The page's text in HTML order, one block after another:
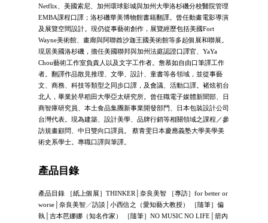
Netflix、美國索尼、加州環球影城與加州大學洛杉磯分校醫院管理
EMBA課程口譯；洛杉磯華美博物館書籍翻譯。曾任動畫電影導演
及展覽空間設計。現仍從事藝術創作，展覽經歷包括美國Fort
Wayne美術館、畫廊與阿聯酋沙迦王國美術館等多起個展和聯展。
現居美國洛杉磯，擔任美國聯邦與加州法庭認證口譯官、YaYa
Chou藝術工作室負責人以及文字工作者。詹慕如自由口筆譯工作
者。翻譯作品散見推理、文學、設計、童書等各領域，並從事藝
文、商務、科技等類型之同步口譯，及會議、活動口譯。褚炫初台
北人，畢業於早稻田大學亞太研究所。曾任職電子媒體新聞部、日
商智庫研究員、本土食品集團新事業開發部門、日本包裝設計公司
台灣代表。現為建築、設計美學、品牌行銷等相關領域之課程／參
訪規畫顧問、中日雙向口譯員。 蔡青雯日本慶應義塾大學美學美
術史系學士。專職口譯與筆譯。
產品目錄
產品目錄 ［紙上個展］THINKER│奈良美智 ［專訪］for better or
worse│奈良美智╱訪談│小西信之（愛知藝大教授） ［隨筆］偏
執│吉本芭娜娜（知名作家） ［隨筆］NO MUSIC NO LIFE│箭內